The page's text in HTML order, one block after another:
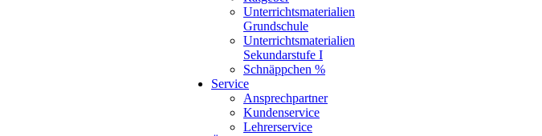
Unterrichtsmaterialien
Grundschule
Unterrichtsmaterialien
Sekundarstufe I
Schnäppchen %
Service
Ansprechpartner
Kundenservice
Lehrerservice